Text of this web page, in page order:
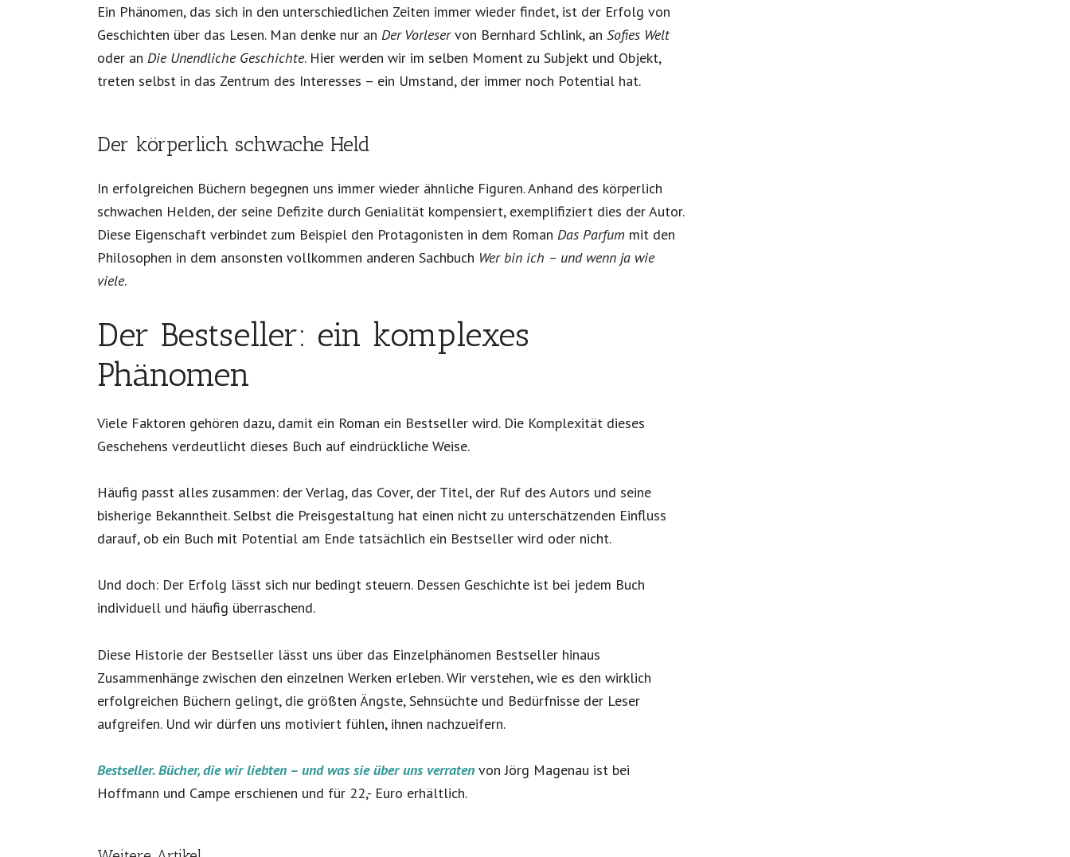
Ein Phänomen, das sich in den unterschiedlichen Zeiten immer wieder findet, ist der Erfolg von
Geschichten über das Lesen. Man denke nur an Der Vorleservon Bernhard Schlink, an Sofies Welt
oder an Die Unendliche Geschichte. Hier werden wir im selben Moment zu Subjekt und Objekt,
treten selbst in das Zentrum des Interesses – ein Umstand, der immer noch Potential hat.
Der körperlich schwache Held
In erfolgreichen Büchern begegnen uns immer wieder ähnliche Figuren. Anhand des körperlich
schwachen Helden, der seine Defizite durch Genialität kompensiert, exemplifiziert dies der Autor.
Diese Eigenschaft verbindet zum Beispiel den Protagonisten in dem Roman Das Parfum mit den
Philosophen in dem ansonsten vollkommen anderen Sachbuch Wer bin ich – und wenn ja wie
viele.
Der Bestseller: ein komplexes
Phänomen
Viele Faktoren gehören dazu, damit ein Roman ein Bestseller wird. Die Komplexität dieses
Geschehens verdeutlicht dieses Buch auf eindrückliche Weise.
Häufig passt alles zusammen: der Verlag, das Cover, der Titel, der Ruf des Autors und seine
bisherige Bekanntheit. Selbst die Preisgestaltung hat einen nicht zu unterschätzenden Einfluss
darauf, ob ein Buch mit Potential am Ende tatsächlich ein Bestseller wird oder nicht.
Und doch: Der Erfolg lässt sich nur bedingt steuern. Dessen Geschichte ist bei jedem Buch
individuell und häufig überraschend.
Diese Historie der Bestseller lässt uns über das Einzelphänomen Bestseller hinaus
Zusammenhänge zwischen den einzelnen Werken erleben. Wir verstehen, wie es den wirklich
erfolgreichen Büchern gelingt, die größten Ängste, Sehnsüchte und Bedürfnisse der Leser
aufgreifen. Und wir dürfen uns motiviert fühlen, ihnen nachzueifern.
Bestseller. Bücher, die wir liebten – und was sie über uns verraten von Jörg Magenau ist bei
Hoffmann und Campe erschienen und für 22,- Euro erhältlich.